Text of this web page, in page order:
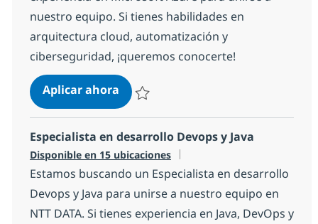
nuestro equipo. Si tienes habilidades en
arquitectura cloud, automatización y
ciberseguridad, ¡queremos conocerte!
Aplicar ahoraAzure
Especialista en desarrollo Devops y Java
Disponible en 15 ubicaciones
Estamos buscando un Especialista en desarrollo
Devops y Java para unirse a nuestro equipo en
NTT DATA. Si tienes experiencia en Java, DevOps y